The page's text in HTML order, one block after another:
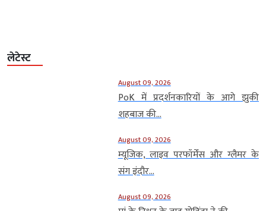
लेटेस्ट
August 09, 2026
PoK में प्रदर्शनकारियों के आगे झुकी
शहबाज की...
August 09, 2026
म्यूजिक, लाइव परफॉर्मेंस और ग्लैमर के
संग इंदौर...
August 09, 2026